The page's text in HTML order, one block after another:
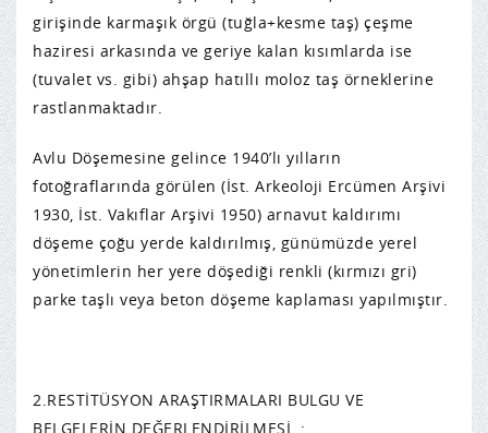
girişinde karmaşık örgü (tuğla+kesme taş) çeşme
haziresi arkasında ve geriye kalan kısımlarda ise
(tuvalet vs. gibi) ahşap hatıllı moloz taş örneklerine
rastlanmaktadır.
Avlu Döşemesine gelince 1940’lı yılların
fotoğraflarında görülen (İst. Arkeoloji Ercümen Arşivi
1930, İst. Vakıflar Arşivi 1950) arnavut kaldırımı
döşeme çoğu yerde kaldırılmış, günümüzde yerel
yönetimlerin her yere döşediği renkli (kırmızı gri)
parke taşlı veya beton döşeme kaplaması yapılmıştır.
2.RESTİTÜSYON ARAŞTIRMALARI BULGU VE
BELGELERİN DEĞERLENDİRİLMESİ :